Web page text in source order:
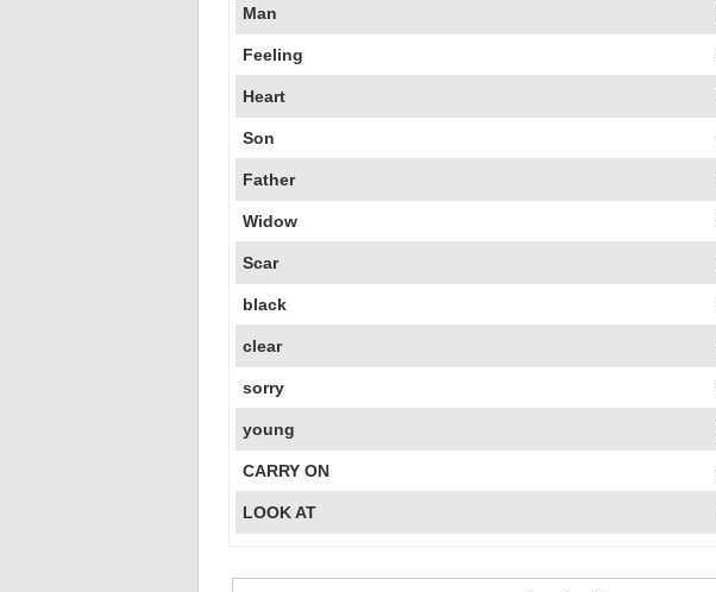
Man
Feeling
Heart
Son
Father
Widow
Scar
black
clear
sorry
young
CARRY ON
LOOK AT